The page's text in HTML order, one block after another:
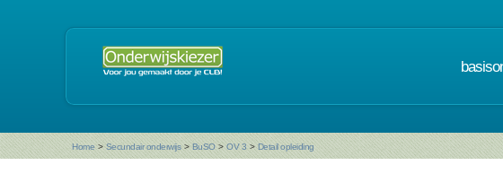
Home > Secundair onderwijs > BuSO > OV 3 > Detail opleiding